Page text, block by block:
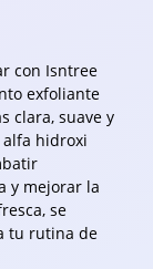
con Isntree
exfoliante
clara, suave y
alfa hidroxi
y mejorar la
se
tu rutina de